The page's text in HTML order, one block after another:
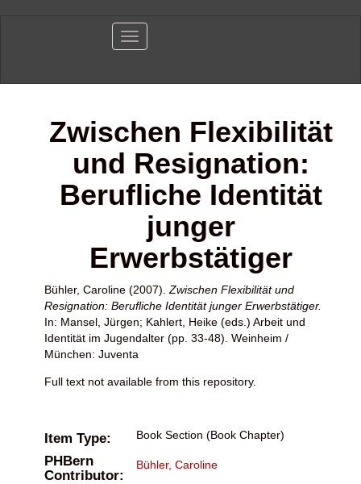
Toggle navigation
Zwischen Flexibilität
und Resignation:
Berufliche Identität
junger
Erwerbstätiger
Bühler, Caroline (2007). Zwischen Flexibilität und
Resignation: Berufliche Identität junger Erwerbstätiger.
In: Mansel, Jürgen; Kahlert, Heike (eds.) Arbeit und
Identität im Jugendalter (pp. 33-48). Weinheim /
München: Juventa
Full text not available from this repository.
Item Type: Book Section (Book Chapter)
PHBern
Contributor:
Bühler, Caroline